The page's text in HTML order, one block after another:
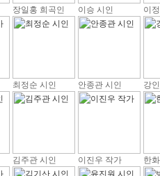
장일홍 희곡인 이승 시인 이
최정순 시인 안종관 시인 강
김주관 시인 이진우 작가 한